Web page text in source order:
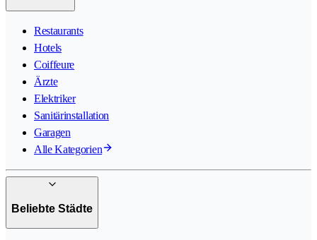
Restaurants
Hotels
Coiffeure
Ärzte
Elektriker
Sanitärinstallation
Garagen
Alle Kategorien
Beliebte Städte